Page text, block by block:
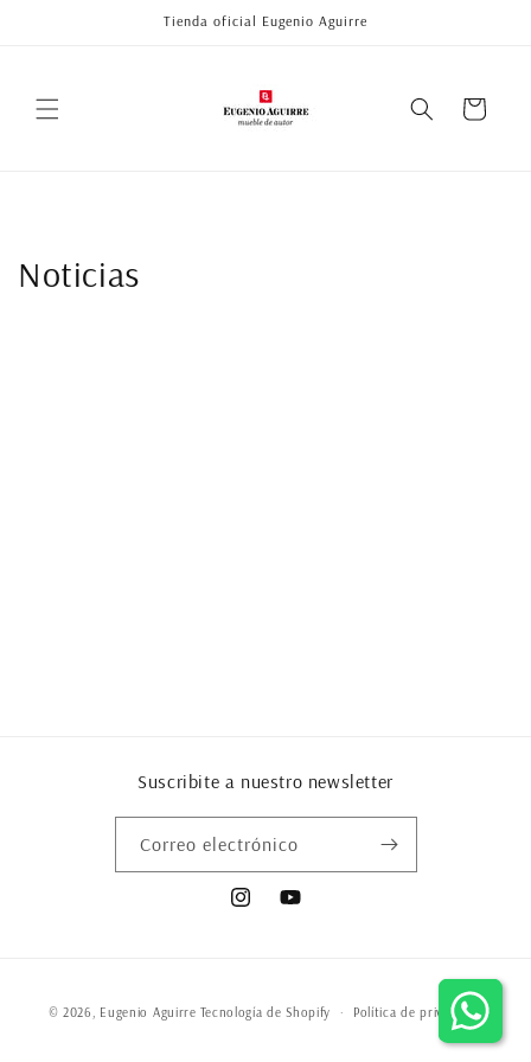
Tienda oficial Eugenio Aguirre
Carrito
Noticias
Suscribite a nuestro newsletter
Correo electrónico
InstagramYouTube
de
© 2026, Eugenio Aguirre Tecnología de Shopify Política de privacidad